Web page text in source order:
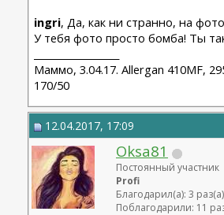
ingri, Да, как ни странно, на
У тебя фото просто бомба! Ты
Маммо, 3.04.17. Allergan 410MF,
170/50
12.04.2017, 17:09
Oksa81
Постоянный участник
Profi
Благодарил(а): 3 раз(а)
Поблагодарили: 11